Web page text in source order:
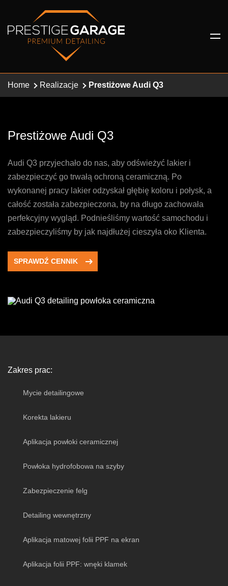
Home Realizacje Prestiżowe Audi Q3
Prestiżowe Audi Q3
Audi Q3 przyjechało do nas, aby odświeżyć lakier i
zabezpieczyć go trwałą ochroną ceramiczną. Po
wykonanej pracy lakier odzyskał głębię koloru i połysk, a
całość została zabezpieczona, by na długo zachowała
perfekcyjny wygląd. Podnieśliśmy wartość samochodu i
zabezpieczyliśmy by jak najdłużej cieszyła oko Klienta.
SPRAWDŹ CENNIK
Zakres prac:
Mycie detailingowe
Korekta lakieru
Aplikacja powłoki ceramicznej
Powłoka hydrofobowa na szyby
Zabezpieczenie felg
Detailing wewnętrzny
Aplikacja matowej folii PPF na ekran
Aplikacja folii PPF: wnęki klamek